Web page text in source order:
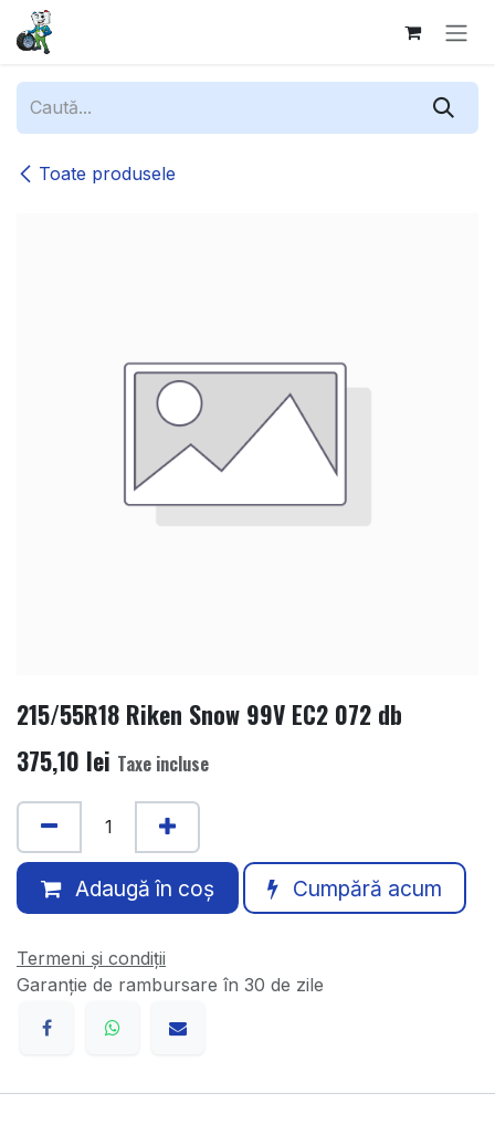
Sari la conținut
Toate produsele
215/55R18 Riken Snow 99V EC2 072 db
375,10 lei Taxe incluse
Adaugă în coș Cumpără acum
Termeni și condiții
Garanție de rambursare în 30 de zile